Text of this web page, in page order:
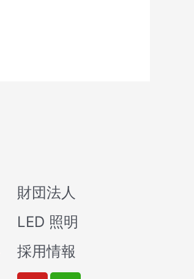
財団法人
LED 照明
採用情報